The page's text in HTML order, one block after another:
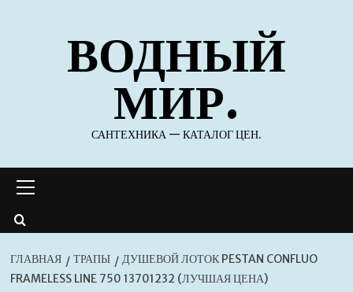
содержимомуВОДНЫЙ
МИР.
САНТЕХНИКА — КАТАЛОГ ЦЕН.
меню
ГЛАВНАЯ ТРАПЫ
ДУШЕВОЙ ЛОТОК PESTAN CONFLUO
FRAMELESS LINE 750 13701232 (ЛУЧШАЯ ЦЕНА)